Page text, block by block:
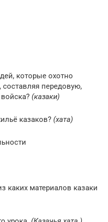
которые охотно
передовую,
(казаки)
казаков? (хата)
каких материалов казаки